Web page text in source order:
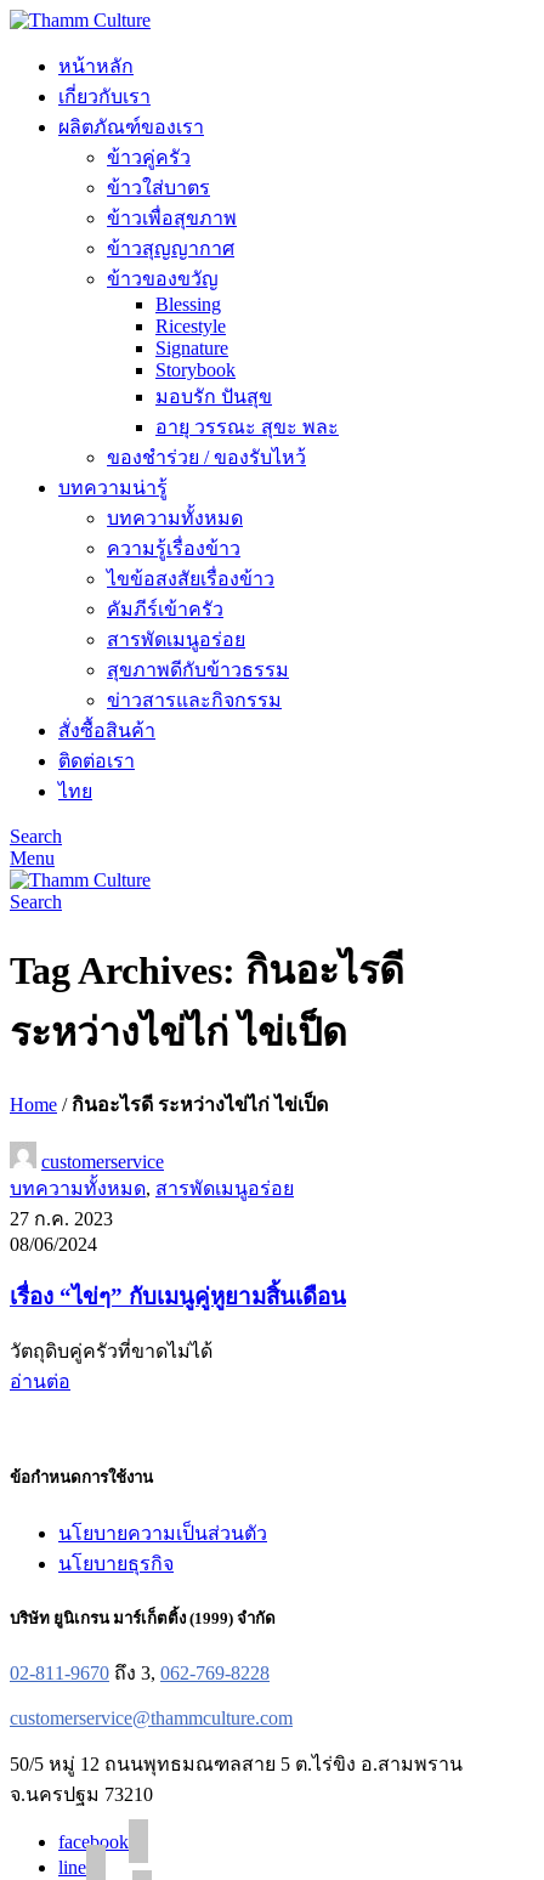
หน้าหลัก
เกี่ยวกับเรา
ผลิตภัณฑ์ของเรา
ข้าวคู่ครัว
ข้าวใส่บาตร
ข้าวเพื่อสุขภาพ
ข้าวสุญญากาศ
ข้าวของขวัญ
Blessing
Ricestyle
Signature
Storybook
มอบรัก ปันสุข
อายุ วรรณะ สุขะ พละ
ของชำร่วย / ของรับไหว้
บทความน่ารู้
บทความทั้งหมด
ความรู้เรื่องข้าว
ไขข้อสงสัยเรื่องข้าว
คัมภีร์เข้าครัว
สารพัดเมนูอร่อย
สุขภาพดีกับข้าวธรรม
ข่าวสารและกิจกรรม
สั่งซื้อสินค้า
ติดต่อเรา
ไทย
Search
Menu
Search
Tag Archives: กินอะไรดี
ระหว่างไข่ไก่ ไข่เป็ด
Home / กินอะไรดี ระหว่างไข่ไก่ ไข่เป็ด
customerservice
บทความทั้งหมด, สารพัดเมนูอร่อย
27 ก.ค. 2023
08/06/2024
เรื่อง “ไข่ๆ” กับเมนูคู่หูยามสิ้นเดือน
วัตถุดิบคู่ครัวที่ขาดไม่ได้
อ่านต่อ
ข้อกำหนดการใช้งาน
นโยบายความเป็นส่วนตัว
นโยบายธุรกิจ
บริษัท ยูนิเกรน มาร์เก็ตติ้ง (1999) จำกัด
02-811-9670 ถึง 3, 062-769-8228
customerservice@thammculture.com
50/5 หมู่ 12 ถนนพุทธมณฑลสาย 5 ต.ไร่ขิง อ.สามพราน
จ.นครปฐม 73210
facebook
line